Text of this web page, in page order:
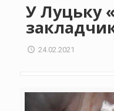
У Луцьку
24.02.2021